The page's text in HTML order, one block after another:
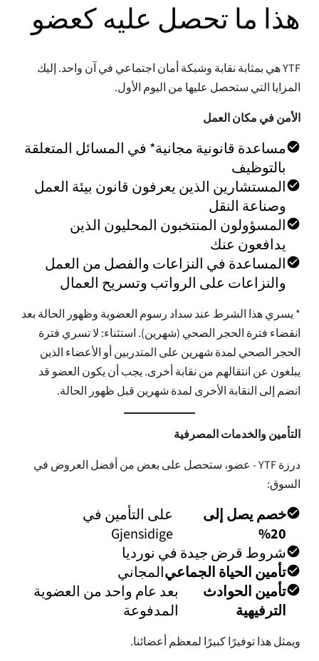
كم
هذا ما تحصل عليه كعضو
YTF هي بمثابة نقابة وشبكة أمان اجتماعي في آن واحد. إليك
المزايا التي ستحصل عليها من اليوم الأول.
الأمن في مكان العمل
مساعدة قانونية مجانية* في المسائل المتعلقة
بالتوظيف
المستشارين الذين يعرفون قانون بيئة العمل
وصناعة النقل
المسؤولون المنتخبون المحليون الذين
يدافعون عنك
المساعدة في النزاعات والفصل من العمل
والنزاعات على الرواتب وتسريح العمال
* يسري هذا الشرط عند سداد رسوم العضوية وظهور الحالة بعد
انقضاء فترة الحجر الصحي (شهرين). استثناء: لا تسري فترة
الحجر الصحي لمدة شهرين على المتدربين أو الأعضاء الذين
يبلغون عن انتقالهم من نقابة أخرى. يجب أن يكون العضو قد
انضم إلى النقابة الأخرى لمدة شهرين قبل ظهور الحالة.
التأمين والخدمات المصرفية
درزة YTF - عضو، ستحصل على بعض من أفضل العروض في
السوق:
خصم يصل إلى
20%
على التأمين في
Gjensidige
شروط قرض جيدة في نورديا
تأمين الحياة الجماعيالمجاني
تأمين الحوادث
الترفيهية
بعد عام واحد من العضوية
المدفوعة
ويمثل هذا توفيرًا كبيرًا لمعظم أعضائنا.